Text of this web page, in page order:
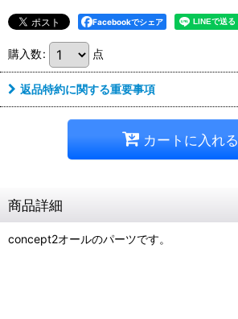
Facebookでシェア
購入数: 点
返品特約に関する重要事項
カートに入れる
商品詳細
concept2オールのパーツです。